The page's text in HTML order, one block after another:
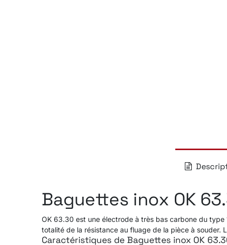
Baguettes inox OK
OK 63.30 est une électrode à très bas carbone du
totalité de la résistance au fluage de la pièce à souder.
Caractéristiques de Baguettes inox OK